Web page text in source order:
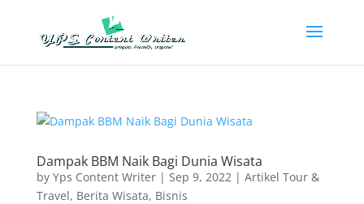
Dampak BBM Naik Bagi Dunia Wisata
by Yps Content Writer| Sep 9, 2022| Artikel Tour &
Travel, Berita Wisata, Bisnis